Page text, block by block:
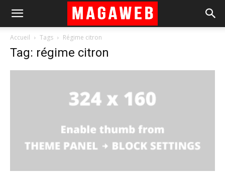
Accueil Tags Régime citron
Tag: régime citron